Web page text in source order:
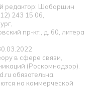
редактор: Шабаршин
243 15 06,
пр-кт., д. 60, литера
в сфере связи,
(Роскомнадзор).
обязательна.
на коммерческой